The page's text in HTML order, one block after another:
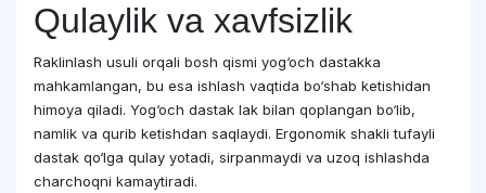
Qulaylik va xavfsizlik
Raklinlash usuli orqali bosh qismi yog‘och dastakka
mahkamlangan, bu esa ishlash vaqtida bo‘shab ketishidan
himoya qiladi. Yog‘och dastak lak bilan qoplangan bo‘lib,
namlik va qurib ketishdan saqlaydi. Ergonomik shakli tufayli
dastak qo‘lga qulay yotadi, sirpanmaydi va uzoq ishlashda
charchoqni kamaytiradi.